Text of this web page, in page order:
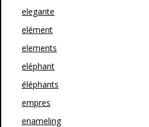
elegante
elément
elements
eléphant
éléphants
empres
enameling